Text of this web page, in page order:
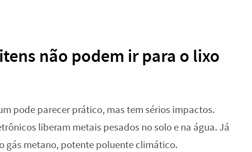
não podem ir para o lixo
pode parecer prático, mas tem sérios impactos.
liberam metais pesados no solo e na água. Já
gás metano, potente poluente climático.